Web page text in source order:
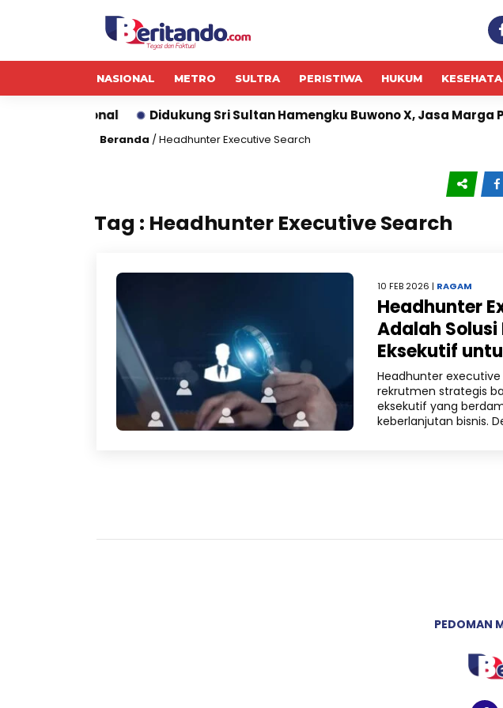
NASIONAL METRO SULTRA PERISTIWA HUKUM
Didukung Sri Sultan Hamengku Buwono X, Jasa Marga
Beranda /Headhunter Executive Search
Tag : Headhunter Executive Search
10 FEB 2026 | RAGAM
Headhunter
Adalah Solusi
Eksekutif
Headhunter
rekrutmen strategis
eksekutif yang
keberlanjutan bisnis.
PEDOMAN